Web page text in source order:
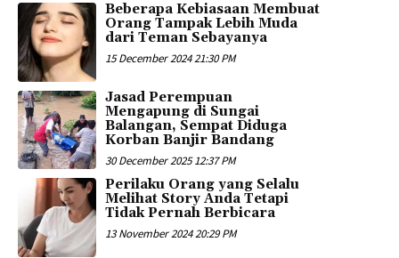
Beberapa Kebiasaan Membuat
Orang Tampak Lebih Muda
dari Teman Sebayanya
15 December 2024 21:30 PM
Jasad Perempuan
Mengapung di Sungai
Balangan, Sempat Diduga
Korban Banjir Bandang
30 December 2025 12:37 PM
Perilaku Orang yang Selalu
Melihat Story Anda Tetapi
Tidak Pernah Berbicara
13 November 2024 20:29 PM